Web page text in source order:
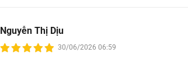
Nguyễn Thị Dịu
30/06/2026 06:59